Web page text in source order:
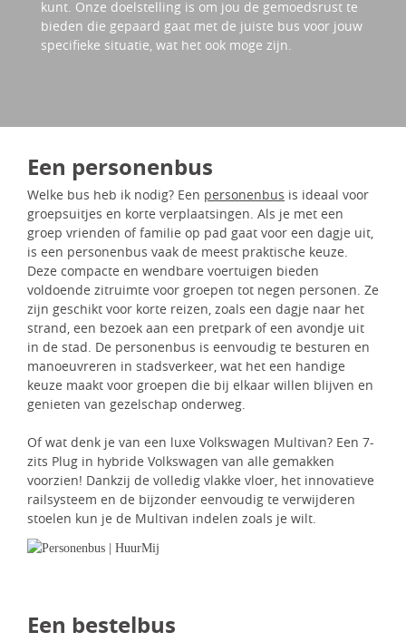
kunt. Onze doelstelling is om jou de gemoedsrust te
bieden die gepaard gaat met de juiste bus voor jouw
specifieke situatie, wat het ook moge zijn.
Een personenbus
Welke bus heb ik nodig? Een personenbus is ideaal voor
groepsuitjes en korte verplaatsingen. Als je met een
groep vrienden of familie op pad gaat voor een dagje uit,
is een personenbus vaak de meest praktische keuze.
Deze compacte en wendbare voertuigen bieden
voldoende zitruimte voor groepen tot negen personen. Ze
zijn geschikt voor korte reizen, zoals een dagje naar het
strand, een bezoek aan een pretpark of een avondje uit
in de stad. De personenbus is eenvoudig te besturen en
manoeuvreren in stadsverkeer, wat het een handige
keuze maakt voor groepen die bij elkaar willen blijven en
genieten van gezelschap onderweg.
Of wat denk je van een luxe Volkswagen Multivan? Een 7-
zits Plug in hybride Volkswagen van alle gemakken
voorzien! Dankzij de volledig vlakke vloer, het innovatieve
railsysteem en de bijzonder eenvoudig te verwijderen
stoelen kun je de Multivan indelen zoals je wilt.
Een bestelbus